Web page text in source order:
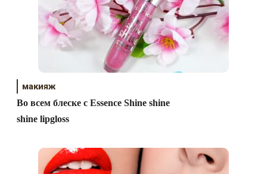
макияж
Во всем блеске с Essence Shine shine
shine lipgloss